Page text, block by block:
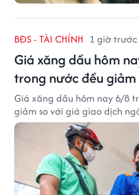
BĐS - TÀI CHÍNH 1 giờ trước
Giá xăng dầu hôm
trong nước đều giảm
Giá xăng dầu hôm nay 6/8
giảm so với giá giao dịch